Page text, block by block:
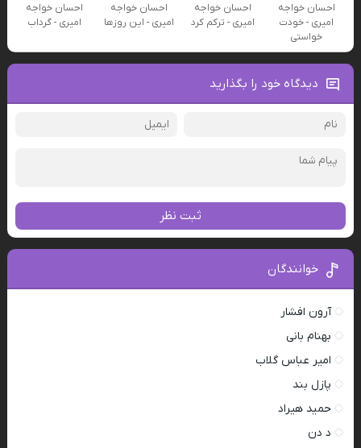
احسان خواجه
امیری - خودت
خواستی
احسان خواجه
امیری - ترکم کرد
احسان خواجه
امیری - این روزها
احسان خواجه
امیری - گرداب
دیدگاه خود را بگذارید
ثبت نظر
خوانندگان
آرون افشار
بهنام بانی
امیر عباس گلاب
پازل بند
حمید هیراد
د دن